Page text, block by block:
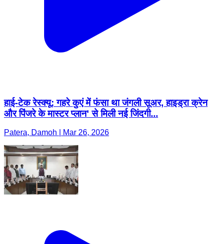
हाई-टेक रेस्क्यू: गहरे कुएं में फंसा था जंगली सूअर, हाइड्रा क्रेन
और पिंजरे के मास्टर प्लान' से मिली नई जिंदगी...
Patera, Damoh | Mar 26, 2026